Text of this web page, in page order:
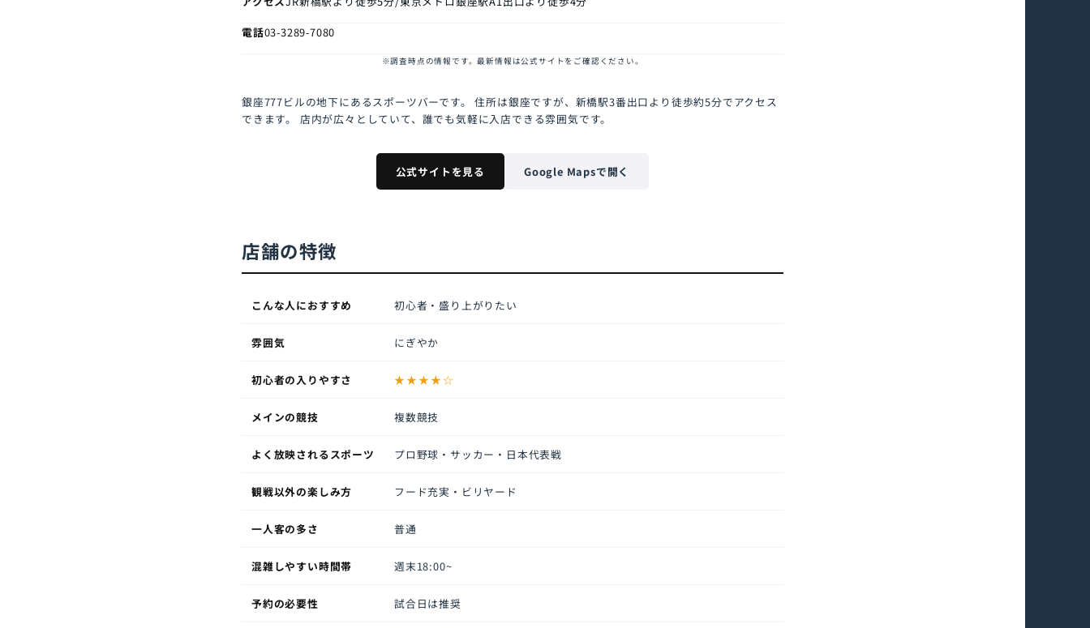
電話03-3289-7080
※調査時点の情報です。最新情報は公式サイトをご確認ください。
銀座777ビルの地下にあるスポーツバーです。 住所は銀座ですが、新橋駅3番出口より徒歩約5分でアクセス
できます。 店内が広々としていて、誰でも気軽に入店できる雰囲気です。
公式サイトを見る Google Mapsで開く
店舗の特徴
こんな人におすすめ 初心者・盛り上がりたい
雰囲気 にぎやか
初心者の入りやすさ ★★★★☆
メインの競技 複数競技
よく放映されるスポーツ プロ野球・サッカー・日本代表戦
観戦以外の楽しみ方 フード充実・ビリヤード
一人客の多さ 普通
混雑しやすい時間帯 週末18:00~
予約の必要性 試合日は推奨